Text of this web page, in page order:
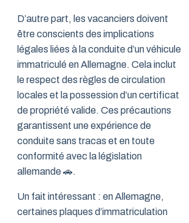
D’autre part, les vacanciers doivent
être conscients des implications
légales liées à la conduite d’un véhicule
immatriculé en Allemagne. Cela inclut
le respect des règles de circulation
locales et la possession d’un certificat
de propriété valide. Ces précautions
garantissent une expérience de
conduite sans tracas et en toute
conformité avec la législation
allemande 🚗.
Un fait intéressant : en Allemagne,
certaines plaques d’immatriculation